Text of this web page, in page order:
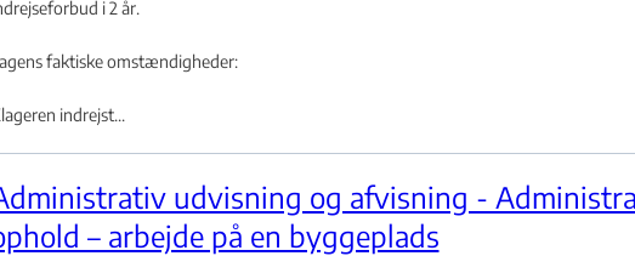
i 2 år.
faktiske omstændigheder:
indrejst...
udvisning og afvisning -
– arbejde på en byggeplads